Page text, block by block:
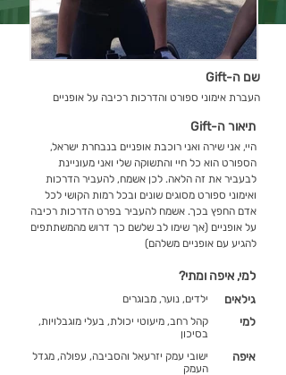
שם ה-Gift
העברת אימוני ספורט והדרכות רכיבה על אופניים
תיאור ה-Gift
היי, אני שירה ואני רוכבת אופניים בנבחרת ישראל,
הספורט הוא כל חיי והתשוקה שלי ואני מעוניינת
לבעביר את זה הלאה. לכן אשמח, להעביר הדרכות
ואימוני ספורט מסוגים שונים ובכל רמות הקושי לכל
אדם החפץ בכך. אשמח להעביר בפרט הדרכות רכיבה
על אופניים (אך שימו לב שלשם כך דרוש מהמשתתפים
להגיע עם אופניים משלהם)
למי, איפה ומתי?
ילדים, נוער, מבוגרים גילאים
קהל רחב, מיעוטי יכולת, בעלי מוגבלויות,
בסיכון
למי
ישובי עמק יזרעאל והסביבה, עפולה, מגדל
העמק
איפה